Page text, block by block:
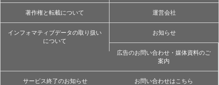
著作権と転載について 運営会社
インフォマティブデータの取り扱い
について
お知らせ
広告のお問い合わせ・媒体資料のご
案内
サービス終了のお知らせ お問い合わせはこちら